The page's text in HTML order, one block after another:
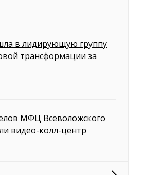
в лидирующую группу
трансформации за
МФЦ Всеволожского
видео-колл-центр